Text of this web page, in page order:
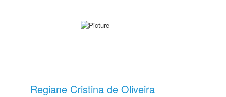
Regiane Cristina de Oliveira